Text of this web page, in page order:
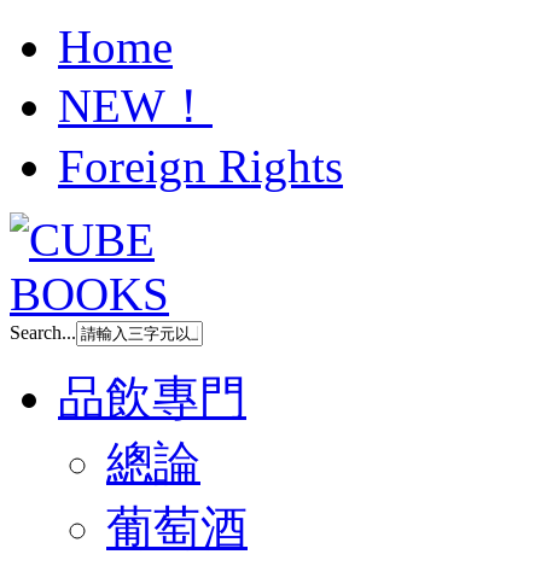
Home
NEW！
Foreign Rights
Search...
品飲專門
總論
葡萄酒